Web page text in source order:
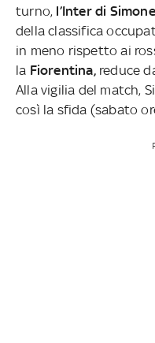
turno, l’Inter di
della classifica
in meno rispetto ai
la Fiorentina,reduce
Alla vigilia del match,
così la sfida (sabato